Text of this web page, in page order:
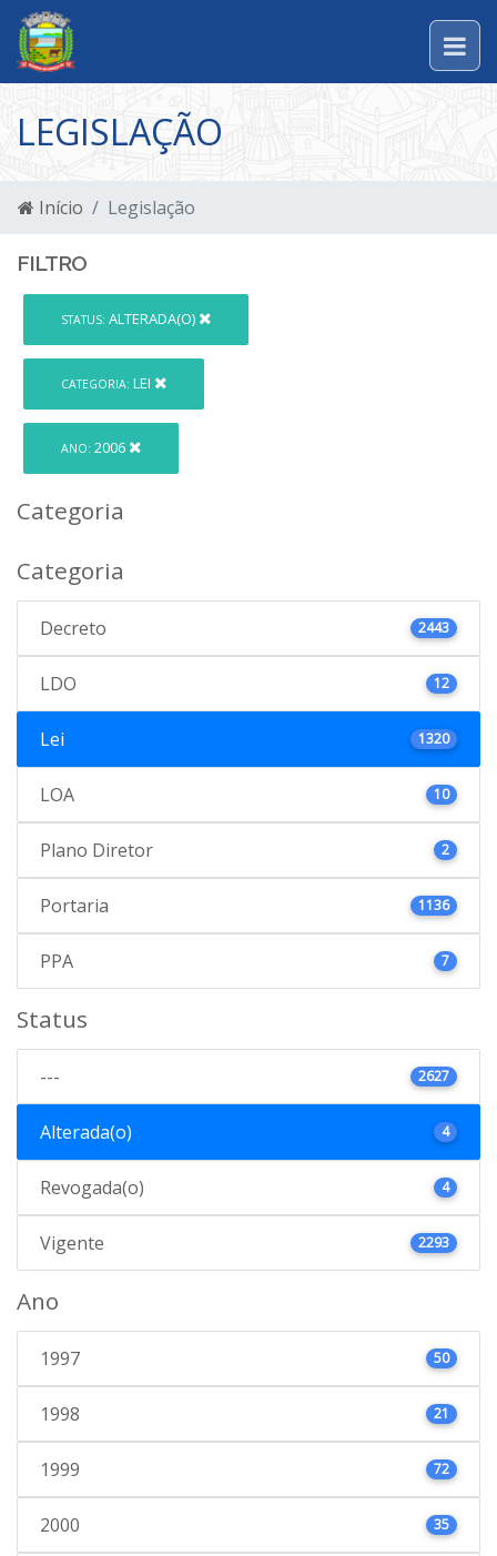
LEGISLAÇÃO
Início Legislação
FILTRO
STATUS: ALTERADA(O)
CATEGORIA: LEI
ANO: 2006
Categoria
Categoria
Decreto 2443
LDO 12
Lei 1320
LOA 10
Plano Diretor 2
Portaria 1136
PPA 7
Status
--- 2627
Alterada(o) 4
Revogada(o) 4
Vigente 2293
Ano
1997 50
1998 21
1999 72
2000 35